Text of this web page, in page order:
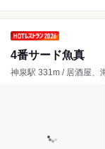
4番サード魚真
神泉駅 331m / 居酒屋、